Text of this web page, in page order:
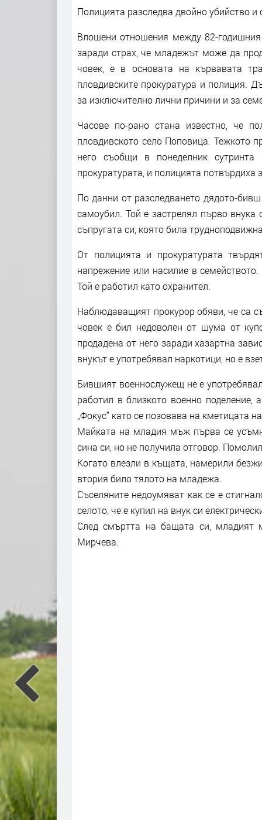
Полицията разследва двойно убийство и
Влошени отношения между 82-
заради страх, че младежът може да
човек, е в основата на кървавата
пловдивските прокуратура и полиция.
за изключително лични причини и за
Часове по-рано стана известно, че
пловдивското село Поповица. Тежкото
него съобщи в понеделник
прокуратурата, и полицията потвърдиха
По данни от разследването дядото-
самоубил. Той е застрелял първо
съпругата си, която била
От полицията и прокуратурата
напрежение или насилие в
Той е работил като охранител.
Наблюдаващият прокурор обяви, че са
човек е бил недоволен от шума от
продадена от него заради хазартна
внукът е употребявал наркотици, но е
Бившият военнослужещ не е
работил в близкото военно
„Фокус“ като се позовава на кметицата
Майката на младия мъж първа се
сина си, но не получила отговор.
Когато влезли в къщата, намерили
втория било тялото на младежа.
Съселяните недоумяват как се е
селото, че е купил на внук си
След смъртта на бащата си,
Мирчева.